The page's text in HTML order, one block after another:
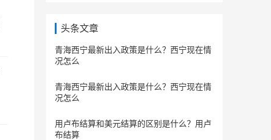
头条文章
青海西宁最新出入政策是什么？西宁现在情
况怎么
青海西宁最新出入政策是什么？西宁现在情
况怎么
用卢布结算和美元结算的区别是什么？用卢
布结算